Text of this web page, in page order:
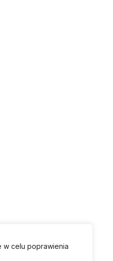
w celu poprawienia